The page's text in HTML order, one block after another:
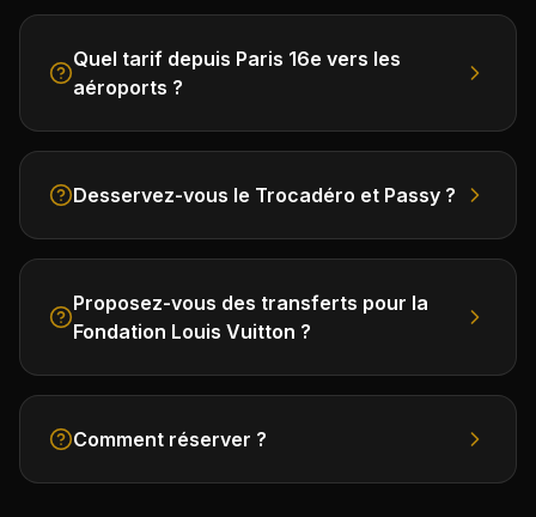
Quel tarif depuis Paris 16e vers les
aéroports ?
Desservez-vous le Trocadéro et Passy ?
Proposez-vous des transferts pour la
Fondation Louis Vuitton ?
Comment réserver ?